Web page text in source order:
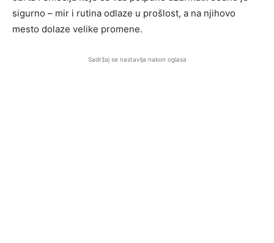
sigurno – mir i rutina odlaze u prošlost, a na njihovo
mesto dolaze velike promene.
Sadržaj se nastavlja nakon oglasa